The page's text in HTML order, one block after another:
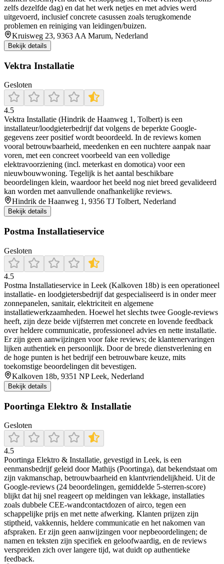
zelfs dezelfde dag) en dat het werk netjes en met advies werd
uitgevoerd, inclusief concrete casussen zoals terugkomende
problemen en reiniging van leidingen/buizen.
Kruisweg 23, 9363 AA Marum, Nederland
Bekijk details
Vektra Installatie
Gesloten
4.5
Vektra Installatie (Hindrik de Haanweg 1, Tolbert) is een
installateur/loodgieterbedrijf dat volgens de beperkte Google-
gegevens zeer positief wordt beoordeeld. In de reviews komen
vooral betrouwbaarheid, meedenken en een nuchtere aanpak naar
voren, met een concreet voorbeeld van een volledige
elektravoorziening (incl. meterkast en domotica) voor een
nieuwbouwwoning. Tegelijk is het aantal beschikbare
beoordelingen klein, waardoor het beeld nog niet breed gevalideerd
kan worden met aanvullende onafhankelijke reviews.
Hindrik de Haanweg 1, 9356 TJ Tolbert, Nederland
Bekijk details
Postma Installatieservice
Gesloten
4.5
Postma Installatieservice in Leek (Kalkoven 18b) is een operationeel
installatie‑ en loodgietersbedrijf dat gespecialiseerd is in onder meer
zonnepanelen, sanitair, elektriciteit en algemene
installatiewerkzaamheden. Hoewel het slechts twee Google‑reviews
heeft, zijn deze beide vijfsterren met concrete en lovende feedback
over heldere communicatie, professioneel advies en nette installatie.
Er zijn geen aanwijzingen voor fake reviews; de klantenervaringen
lijken authentiek en persoonlijk. Door de brede dienstverlening en
de hoge punten is het bedrijf een betrouwbare keuze, mits
toekomstige beoordelingen dit bevestigen.
Kalkoven 18b, 9351 NP Leek, Nederland
Bekijk details
Poortinga Elektro & Installatie
Gesloten
4.5
Poortinga Elektro & Installatie, gevestigd in Leek, is een
eenmansbedrijf geleid door Mathijs (Poortinga), dat bekendstaat om
zijn vakmanschap, betrouwbaarheid en klantvriendelijkheid. Uit de
Google-reviews (24 beoordelingen, gemiddelde 5-sterren-score)
blijkt dat hij snel reageert op meldingen van lekkage, installaties
zoals dubbele CEE-wandcontactdozen of airco, tegen een
schappelijke prijs en met nette afwerking. Klanten prijzen zijn
stiptheid, vakkennis, heldere communicatie en het nakomen van
afspraken. Er zijn geen aanwijzingen voor nepbeoordelingen; de
namen en teksten zijn specifiek en geloofwaardig, en de reviews
verspreiden zich over langere tijd, wat duidt op authentieke
feedback.